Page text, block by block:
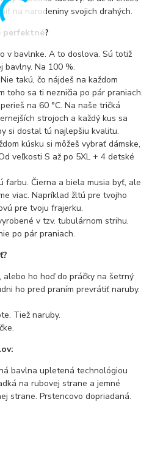
na narodeniny svojich drahých.
perfektné?
v bavlnke. A to doslova. Sú totiž
bavlny. Na 100 %.
takú, čo nájdeš na každom
toho sa ti nezničia po pár praniach.
na 60 °C. Na naše tričká
strojoch a každý kus sa
si dostal tú najlepšiu kvalitu.
kúsku si môžeš vybrať dámske,
veľkosti S až po 5XL + 4 detské
farbu. Čierna a biela musia byť, ale
viac. Napríklad žltú pre tvojho
pre tvoju frajerku.
v tzv. tubulárnom strihu.
po pár praniach.
alebo ho hoď do práčky na šetrný
ho pred praním prevrátiť naruby.
Tiež naruby.
bavlna upletená technológiou
na rubovej strane a jemné
strane. Prstencovo dopriadaná.